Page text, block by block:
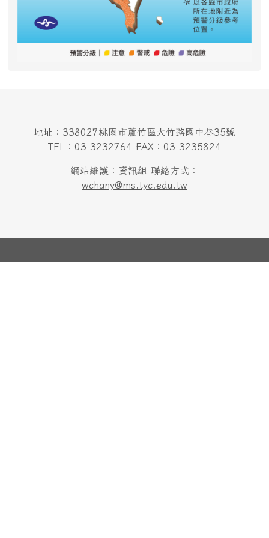
地址：338027桃園市蘆竹區大竹路國中巷35號
TEL：03-3232764 FAX：03-3235824
網站維護：資訊組 聯絡方式：
wchany@ms.tyc.edu.tw